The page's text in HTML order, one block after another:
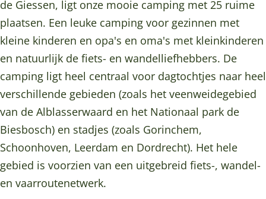
S
l
i
n
g
e
l
a
n
d
n
g
S
i
n
g
e
l
a
n
i
n
g
S
l
i
n
g
e
l
a
S
l
i
n
g
e
l
a
n
d
p
i
n
g
S
l
i
n
g
e
l
de Giessen, ligt onze mooie camping met 25 ruime
plaatsen. Een leuke camping voor gezinnen met
kleine kinderen en opa's en oma's met kleinkinderen
en natuurlijk de fiets- en wandelliefhebbers. De
camping ligt heel centraal voor dagtochtjes naar heel
verschillende gebieden (zoals het veenweidegebied
van de Alblasserwaard en het Nationaal park de
Biesbosch) en stadjes (zoals Gorinchem,
Schoonhoven, Leerdam en Dordrecht). Het hele
gebied is voorzien van een uitgebreid fiets-, wandel-
en vaarroutenetwerk.